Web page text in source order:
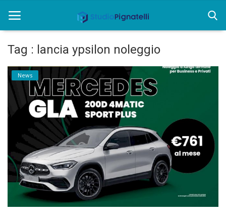
Home
Rent
Chi siamo
Informazioni
Approfondimenti
News
Contatti
Tag : lancia ypsilon noleggio
News